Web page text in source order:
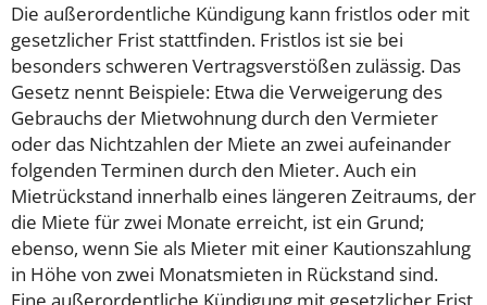
Die außerordentliche Kündigung kann fristlos oder mit
gesetzlicher Frist stattfinden. Fristlos ist sie bei
besonders schweren Vertragsverstößen zulässig. Das
Gesetz nennt Beispiele: Etwa die Verweigerung des
Gebrauchs der Mietwohnung durch den Vermieter
oder das Nichtzahlen der Miete an zwei aufeinander
folgenden Terminen durch den Mieter. Auch ein
Mietrückstand innerhalb eines längeren Zeitraums, der
die Miete für zwei Monate erreicht, ist ein Grund;
ebenso, wenn Sie als Mieter mit einer Kautionszahlung
in Höhe von zwei Monatsmieten in Rückstand sind.